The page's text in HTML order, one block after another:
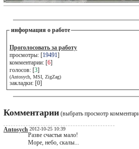
информация о работе
Проголосовать за работу
просмотры: [19491]
комментарии: [6]
голосов: [3]
(Antosych, MSI, ZigZag)
закладки: [0]
Комментарии (выбрать просмотр
Antosych 2012-10-25 10:39
Разве счастья мало!
Море, небо, скалы...